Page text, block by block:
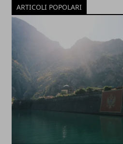
ARTICOLI POPOLARI